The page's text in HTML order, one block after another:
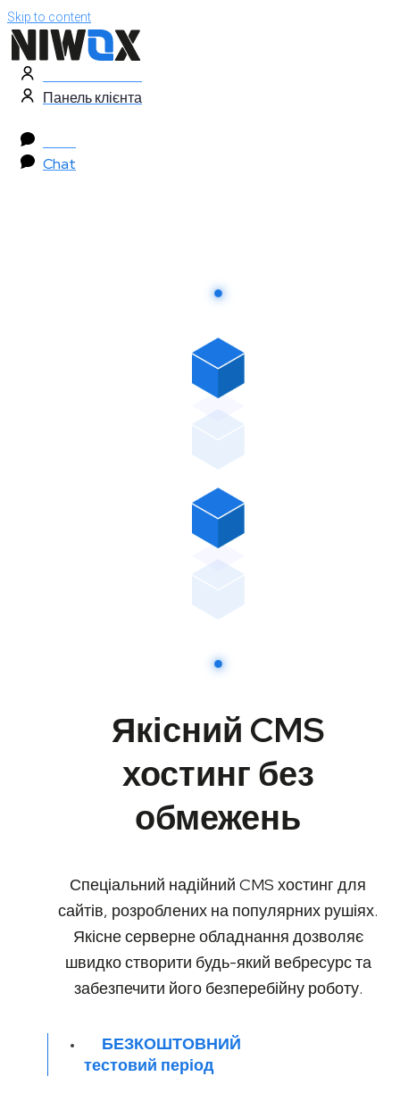
Skip to content
Панель клієнта
Chat
Якісний CMS
хостинг без
обмежень
Спеціальний надійний CMS хостинг для
сайтів, розроблених на популярних рушіях.
Якісне серверне обладнання дозволяє
швидко створити будь-який вебресурс та
забезпечити його безперебійну роботу.
БЕЗКОШТОВНИЙ
тестовий період